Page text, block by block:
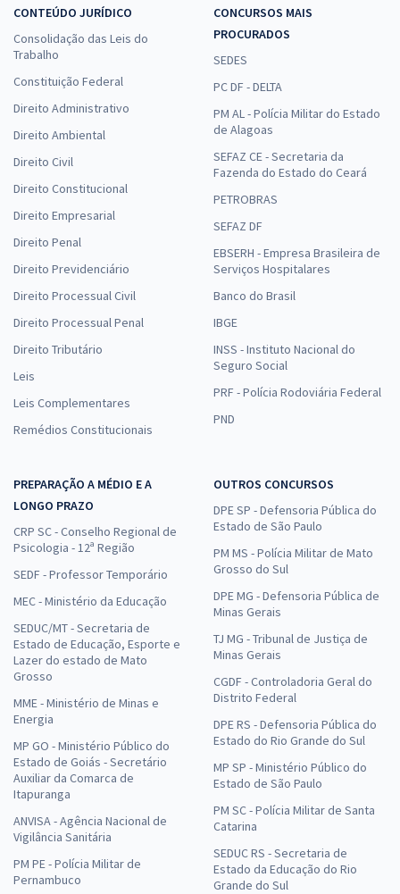
CONTEÚDO JURÍDICO
Consolidação das Leis do
Trabalho
Constituição Federal
Direito Administrativo
Direito Ambiental
Direito Civil
Direito Constitucional
Direito Empresarial
Direito Penal
Direito Previdenciário
Direito Processual Civil
Direito Processual Penal
Direito Tributário
Leis
Leis Complementares
Remédios Constitucionais
CONCURSOS MAIS
PROCURADOS
SEDES
PC DF - DELTA
PM AL - Polícia Militar do Estado
de Alagoas
SEFAZ CE - Secretaria da
Fazenda do Estado do Ceará
PETROBRAS
SEFAZ DF
EBSERH - Empresa Brasileira de
Serviços Hospitalares
Banco do Brasil
IBGE
INSS - Instituto Nacional do
Seguro Social
PRF - Polícia Rodoviária Federal
PND
PREPARAÇÃO A MÉDIO E A
LONGO PRAZO
CRP SC - Conselho Regional de
Psicologia - 12ª Região
SEDF - Professor Temporário
MEC - Ministério da Educação
SEDUC/MT - Secretaria de
Estado de Educação, Esporte e
Lazer do estado de Mato
Grosso
MME - Ministério de Minas e
Energia
MP GO - Ministério Público do
Estado de Goiás - Secretário
Auxiliar da Comarca de
Itapuranga
ANVISA - Agência Nacional de
Vigilância Sanitária
PM PE - Polícia Militar de
Pernambuco
OUTROS CONCURSOS
DPE SP - Defensoria Pública do
Estado de São Paulo
PM MS - Polícia Militar de Mato
Grosso do Sul
DPE MG - Defensoria Pública de
Minas Gerais
TJ MG - Tribunal de Justiça de
Minas Gerais
CGDF - Controladoria Geral do
Distrito Federal
DPE RS - Defensoria Pública do
Estado do Rio Grande do Sul
MP SP - Ministério Público do
Estado de São Paulo
PM SC - Polícia Militar de Santa
Catarina
SEDUC RS - Secretaria de
Estado da Educação do Rio
Grande do Sul